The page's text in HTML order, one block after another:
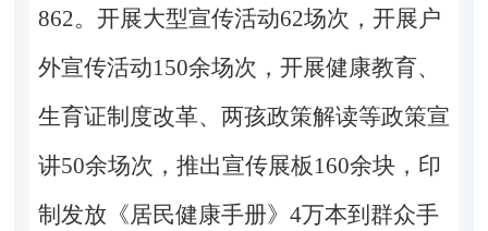
862。开展大型宣传活动62场次，开展户
外宣传活动150余场次，开展健康教育、
生育证制度改革、两孩政策解读等政策宣
讲50余场次，推出宣传展板160余块，印
制发放《居民健康手册》4万本到群众手